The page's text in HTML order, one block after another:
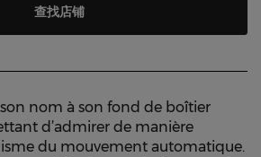
查找店铺
nom à son fond de boîtier
d’admirer de manière
du mouvement automatique.